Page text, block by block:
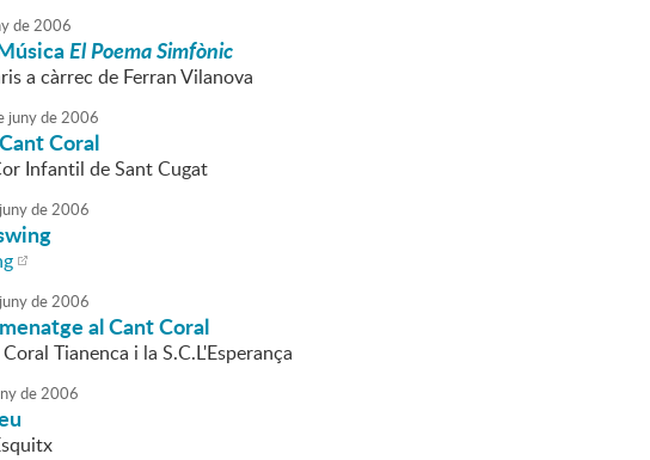
de2006
El Poema Simfònic
a càrrec de Ferran Vilanova
junyde2006
Coral
Infantil de Sant Cugat
junyde2006
junyde2006
al Cant Coral
Tianenca i la S.C.L'Esperança
de2006